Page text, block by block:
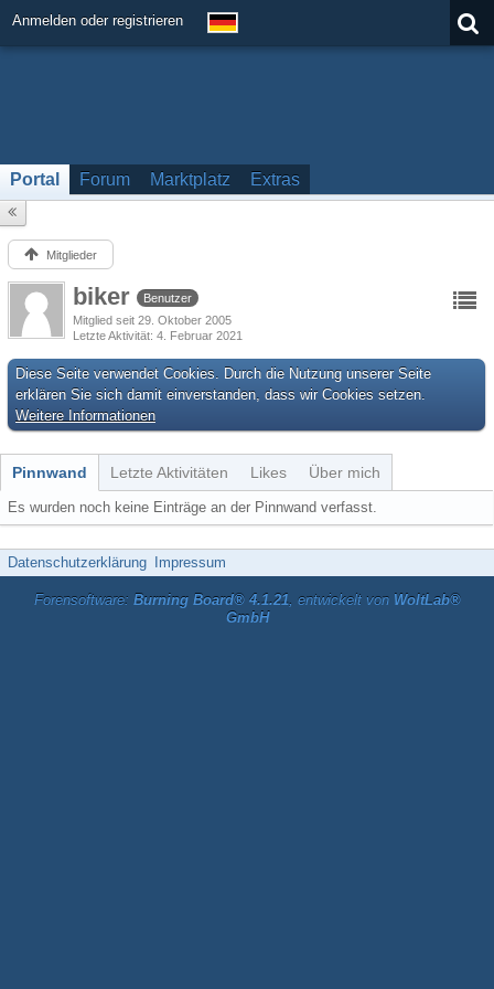
Anmelden oder registrieren
Portal Forum Marktplatz Extras
Mitglieder
biker
Benutzer
Mitglied seit 29. Oktober 2005
Letzte Aktivität 4. Februar 2021
Diese Seite verwendet Cookies. Durch die Nutzung unserer Seite
erklären Sie sich damit einverstanden, dass wir Cookies setzen.
Weitere Informationen
Pinnwand Letzte Aktivitäten Likes Über mich
Es wurden noch keine Einträge an der Pinnwand verfasst.
Datenschutzerklärung Impressum
Forensoftware: Burning Board® 4.1.21, entwickelt von WoltLab®
GmbH